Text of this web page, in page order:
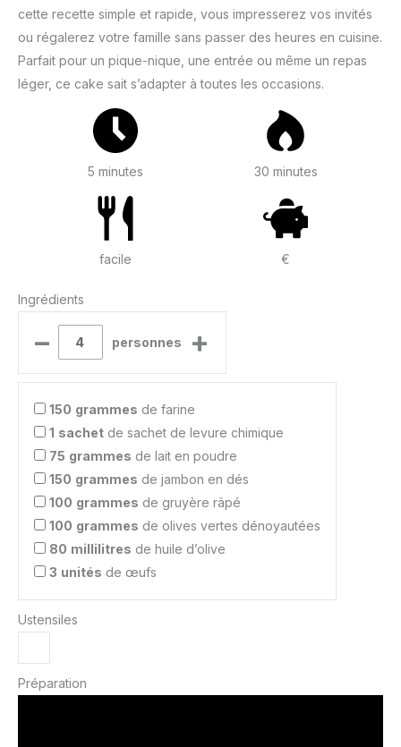
cette recette simple et rapide, vous impresserez vos invités
ou régalerez votre famille sans passer des heures en cuisine.
Parfait pour un pique-nique, une entrée ou même un repas
léger, ce cake sait s’adapter à toutes les occasions.
5 minutes 30 minutes
facile €
Ingrédients
– personnes +
150 grammes de farine
1 sachet de sachet de levure chimique
75 grammes de lait en poudre
150 grammes de jambon en dés
100 grammes de gruyère râpé
100 grammes de olives vertes dénoyautées
80 millilitres de huile d’olive
3 unités de œufs
Ustensiles
Préparation